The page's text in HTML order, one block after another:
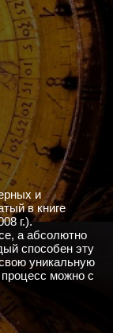
и
в книге
г.).
а абсолютно
способен эту
уникальную
можно с